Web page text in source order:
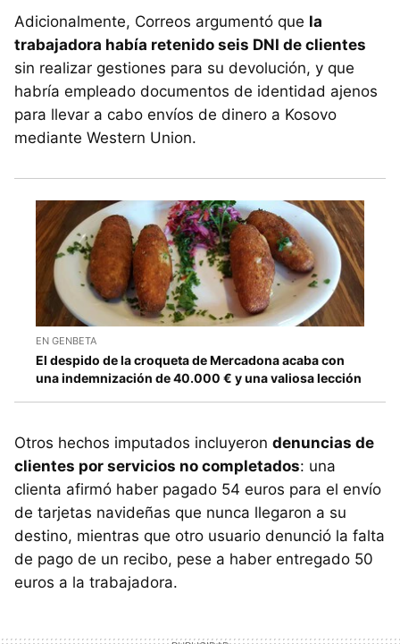
Adicionalmente, Correos argumentó que la
trabajadora había retenido seis DNI de clientes
sin realizar gestiones para su devolución, y que
habría empleado documentos de identidad ajenos
para llevar a cabo envíos de dinero a Kosovo
mediante Western Union.
EN GENBETA
El despido de la croqueta de Mercadona acaba con
una indemnización de 40.000 € y una valiosa lección
Otros hechos imputados incluyeron denuncias de
clientes por servicios no completados: una
clienta afirmó haber pagado 54 euros para el envío
de tarjetas navideñas que nunca llegaron a su
destino, mientras que otro usuario denunció la falta
de pago de un recibo, pese a haber entregado 50
euros a la trabajadora.